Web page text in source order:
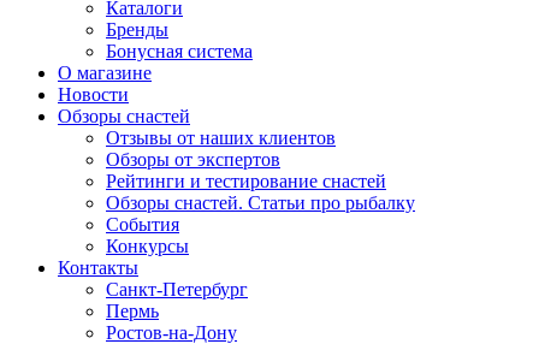
Каталоги
Бренды
Бонусная система
О магазине
Новости
Обзоры снастей
Отзывы от наших клиентов
Обзоры от экспертов
Рейтинги и тестирование снастей
Обзоры снастей. Статьи про рыбалку
События
Конкурсы
Контакты
Санкт-Петербург
Пермь
Ростов-на-Дону